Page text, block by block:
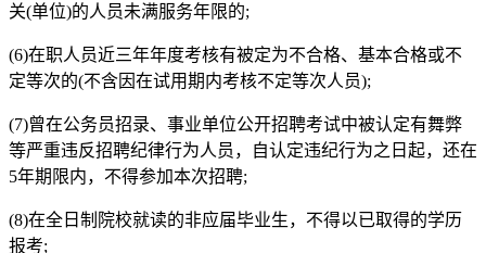
关(单位)的人员未满服务年限的;
(6)在职人员近三年年度考核有被定为不合格、基本合格或不
定等次的(不含因在试用期内考核不定等次人员);
(7)曾在公务员招录、事业单位公开招聘考试中被认定有舞弊
等严重违反招聘纪律行为人员，自认定违纪行为之日起，还在
5年期限内，不得参加本次招聘;
(8)在全日制院校就读的非应届毕业生，不得以已取得的学历
报考;